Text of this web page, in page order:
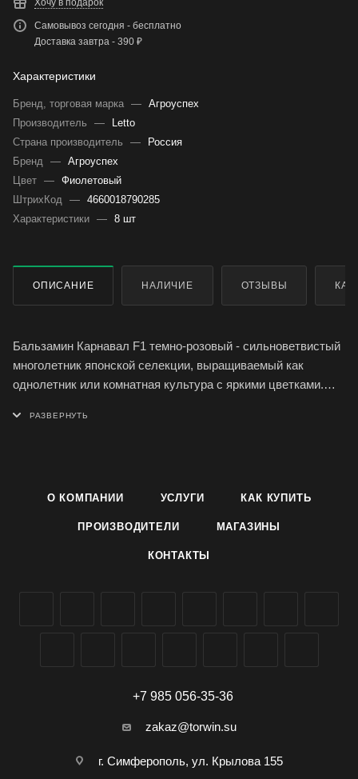
Хочу в подарок
Самовывоз сегодня - бесплатно
Доставка завтра - 390 ₽
Характеристики
Бренд, торговая марка — Агроуспех
Производитель
—
Letto
Страна производитель
—
Россия
Бренд — Агроуспех
Цвет — Фиолетовый
ШтрихКод — 4660018790285
Характеристики — 8 шт
ОПИСАНИЕ НАЛИЧИЕ ОТЗЫВЫ
Бальзамин Карнавал F1 темно-розовый - сильноветвистый
многолетник японской селекции, выращиваемый как
однолетник или комнатная культура с яркими цветками.
см, цветки диаметром 5 см, темно-розовые,
превосходно смотрится на клумбах, в кашпо, контейнерах
Семена многолетника Бальзамин Карнавал темно-розовый
О КОМПАНИИ УСЛУГИ КАК КУПИТЬ
ПРОИЗВОДИТЕЛИ МАГАЗИНЫ
КОНТАКТЫ
+7 985 056-35-36
zakaz@torwin.su
г. Симферополь, ул. Крылова 155